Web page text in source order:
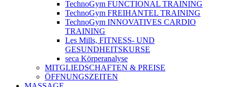
TechnoGym FUNCTIONAL TRAINING
TechnoGym FREIHANTEL TRAINING
TechnoGym INNOVATIVES CARDIO
TRAINING
Les Mills, FITNESS- UND
GESUNDHEITSKURSE
seca Körperanalyse
MITGLIEDSCHAFTEN & PREISE
ÖFFNUNGSZEITEN